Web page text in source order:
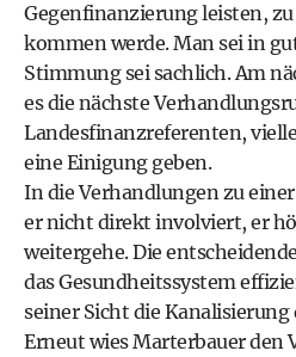
Gegenfinanzierung leisten,
kommen werde. Man sei in
Stimmung sei sachlich. Am
es die nächste
Landesfinanzreferenten,
eine Einigung geben.
In die Verhandlungen zu
er nicht direkt involviert, er
weitergehe. Die
das Gesundheitssystem
seiner Sicht die
Erneut wies Marterbauer den